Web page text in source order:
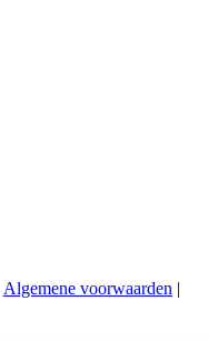
Algemene voorwaarden |